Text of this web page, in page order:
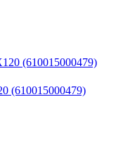
(610015000479)